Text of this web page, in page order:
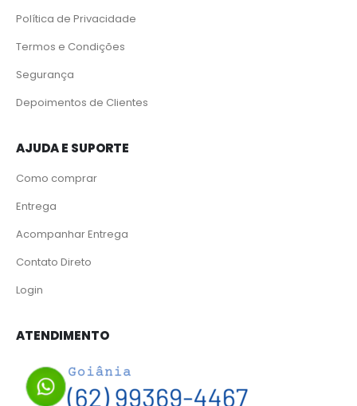
Política de Privacidade
Termos e Condições
Segurança
Depoimentos de Clientes
AJUDA E SUPORTE
Como comprar
Entrega
Acompanhar Entrega
Contato Direto
Login
ATENDIMENTO